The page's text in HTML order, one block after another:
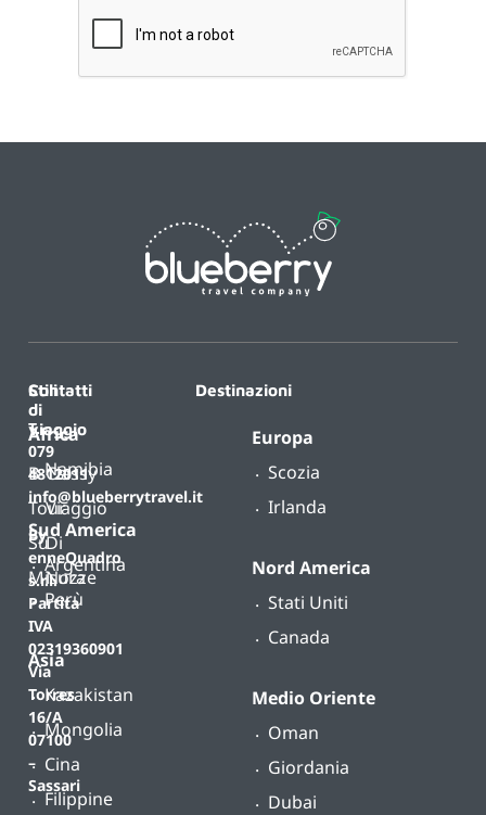
Contatti
T.
079
4812011
info@blueberrytravel.it
By
enneQuadro
s.r.l.
Partita
IVA
02319360901
Via
Torres
16/A
07100
–
Sassari
Destinazioni
Africa
Namibia
Sud America
Argentina
Perù
Asia
Kazakistan
Mongolia
Cina
Filippine
Europa
Scozia
Irlanda
Nord America
Stati Uniti
Canada
Medio Oriente
Oman
Giordania
Dubai
Stili
di
viaggio
B-
Tour
Su
Misura
Classy
Viaggio
Di
Nozze